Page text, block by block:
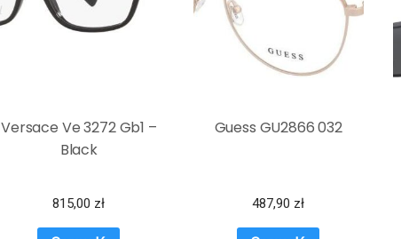
Versace Ve 3272 Gb1 –
Black
815,00 zł
Guess GU2866 032
487,90 zł